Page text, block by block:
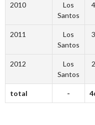
2010
Los
Santos
2011
Los
Santos
2012
Los
Santos
total -